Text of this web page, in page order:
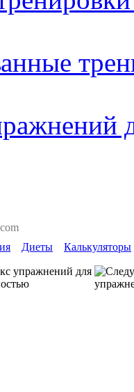
Диеты Калькуляторы